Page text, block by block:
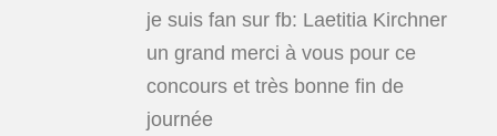
je suis fan sur fb: Laetitia Kirchner
un grand merci à vous pour ce
concours et très bonne fin de
journée